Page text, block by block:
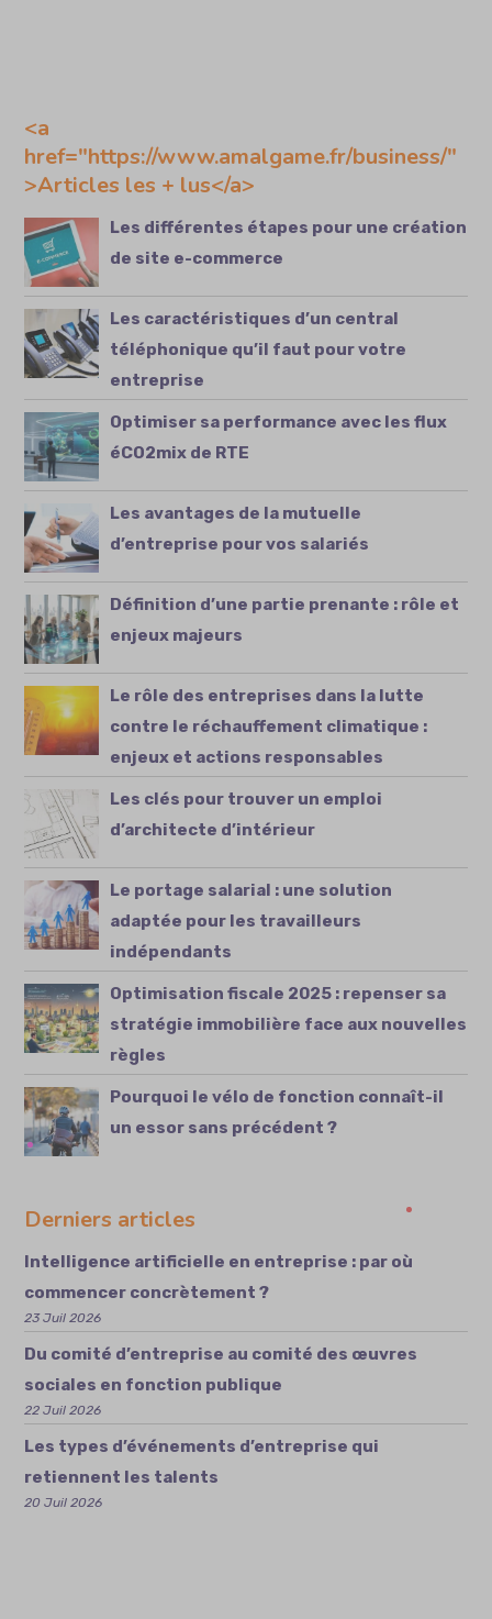
<a
href="https://www.amalgame.fr/business/"
>Articles les + lus</a>
Les différentes étapes pour une création
de site e-commerce
Les caractéristiques d’un central
téléphonique qu’il faut pour votre
entreprise
Optimiser sa performance avec les flux
éCO2mix de RTE
Les avantages de la mutuelle
d’entreprise pour vos salariés
Définition d’une partie prenante : rôle et
enjeux majeurs
Le rôle des entreprises dans la lutte
contre le réchauffement climatique :
enjeux et actions responsables
Les clés pour trouver un emploi
d’architecte d’intérieur
Le portage salarial : une solution
adaptée pour les travailleurs
indépendants
Optimisation fiscale 2025 : repenser sa
stratégie immobilière face aux nouvelles
règles
Pourquoi le vélo de fonction connaît-il
un essor sans précédent ?
Derniers articles
Intelligence artificielle en entreprise : par où
commencer concrètement ?
23 Juil 2026
Du comité d’entreprise au comité des œuvres
sociales en fonction publique
22 Juil 2026
Les types d’événements d’entreprise qui
retiennent les talents
20 Juil 2026